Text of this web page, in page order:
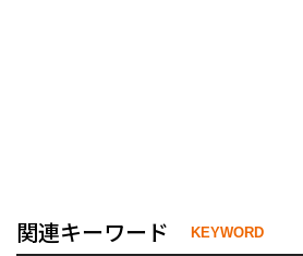
関連キーワード KEYWORD